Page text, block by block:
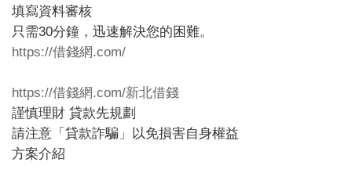
填寫資料審核
只需30分鐘，迅速解決您的困難。
https://借錢網.com/
https://借錢網.com/新北借錢
謹慎理財 貸款先規劃
請注意「貸款詐騙」以免損害自身權益
方案介紹